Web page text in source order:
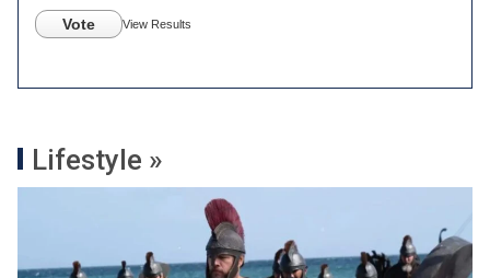
Vote View Results
Lifestyle »